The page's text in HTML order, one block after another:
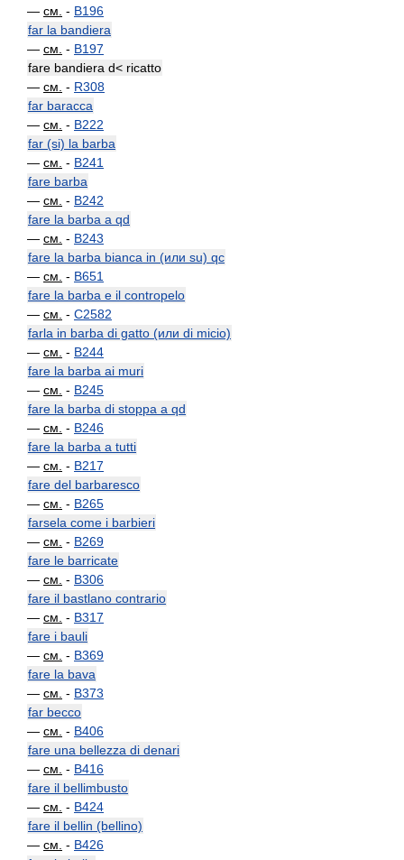
— см. - B196
far la bandiera
— см. - B197
fare bandiera d< ricatto
— см. - R308
far baracca
— см. - B222
far (si) la barba
— см. - B241
fare barba
— см. - B242
fare la barba a qd
— см. - B243
fare la barba bianca in (или su) qc
— см. - B651
fare la barba e il contropelo
— см. - C2582
farla in barba di gatto (или di micio)
— см. - B244
fare la barba ai muri
— см. - B245
fare la barba di stoppa a qd
— см. - B246
fare la barba a tutti
— см. - B217
fare del barbaresco
— см. - B265
farsela come i barbieri
— см. - B269
fare le barricate
— см. - B306
fare il bastlano contrario
— см. - B317
fare i bauli
— см. - B369
fare la bava
— см. - B373
far becco
— см. - B406
fare una bellezza di denari
— см. - B416
fare il bellimbusto
— см. - B424
fare il bellin (bellino)
— см. - B426